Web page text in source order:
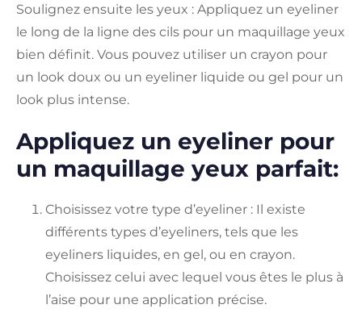
Soulignez ensuite les yeux : Appliquez un eyeliner
le long de la ligne des cils pour un maquillage yeux
bien définit. Vous pouvez utiliser un crayon pour
un look doux ou un eyeliner liquide ou gel pour un
look plus intense.
Appliquez un eyeliner pour
un maquillage yeux parfait:
Choisissez votre type d’eyeliner : Il existe
différents types d’eyeliners, tels que les
eyeliners liquides, en gel, ou en crayon.
Choisissez celui avec lequel vous êtes le plus à
l’aise pour une application précise.